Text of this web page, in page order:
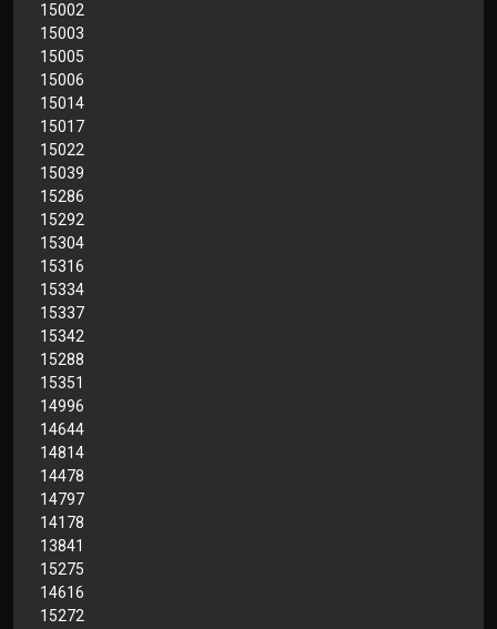
15002
15003
15005
15006
15014
15017
15022
15039
15286
15292
15304
15316
15334
15337
15342
15288
15351
14996
14644
14814
14478
14797
14178
13841
15275
14616
15272